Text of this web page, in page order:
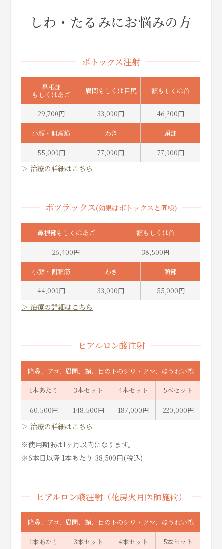
しわ・たるみにお悩みの方
ボトックス注射
鼻根部
もしくはあご 眉間もしくは目尻 額もしくは首
29,700円 33,000円 46,200円
小顔・側頭筋 わき 頭部
55,000円 77,000円 77,000円
＞ 治療の詳細はこちら
ボツラックス(効果はボトックスと同様)
鼻根部もしくはあご 額もしくは首
26,400円 38,500円
小顔・側頭筋 わき 頭部
44,000円 33,000円 55,000円
＞ 治療の詳細はこちら
ヒアルロン酸注射
隆鼻、アゴ、眉間、額、目の下のシワ・クマ、ほうれい線
1本あたり 3本セット 4本セット 5本セット
60,500円 148,500円 187,000円 220,000円
＞ 治療の詳細はこちら
※使用期限は1ヶ月以内になります。
※6本目以降 1本あたり 38,500円(税込)
ヒアルロン酸注射（花房火月医師施術）
隆鼻、アゴ、眉間、額、目の下のシワ・クマ、ほうれい線
1本あたり 3本セット 4本セット 5本セット